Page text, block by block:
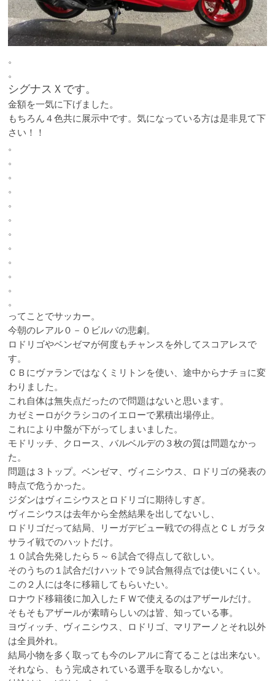
。
。
シグナスＸです。
金額を一気に下げました。
もちろん４色共に展示中です。気になっている方は是非見て下
さい！！
。
。
。
。
。
。
。
。
。
。
。
。
ってことでサッカー。
今朝のレアル０－０ビルバの悲劇。
ロドリゴやベンゼマが何度もチャンスを外してスコアレスで
す。
ＣＢにヴァランではなくミリトンを使い、途中からナチョに変
わりました。
これ自体は無失点だったので問題はないと思います。
カゼミーロがクラシコのイエローで累積出場停止。
これにより中盤が下がってしまいました。
モドリッチ、クロース、バルベルデの３枚の質は問題なかっ
た。
問題は３トップ。ベンゼマ、ヴィニシウス、ロドリゴの発表の
時点で危うかった。
ジダンはヴィニシウスとロドリゴに期待しすぎ。
ヴィニシウスは去年から全然結果を出してないし、
ロドリゴだって結局、リーガデビュー戦での得点とＣＬガラタ
サライ戦でのハットだけ。
１０試合先発したら５～６試合で得点して欲しい。
そのうちの１試合だけハットで９試合無得点では使いにくい。
この２人には冬に移籍してもらいたい。
ロナウド移籍後に加入したＦＷで使えるのはアザールだけ。
そもそもアザールが素晴らしいのは皆、知っている事。
ヨヴィッチ、ヴィニシウス、ロドリゴ、マリアーノとそれ以外
は全員外れ。
結局小物を多く取っても今のレアルに育てることは出来ない。
それなら、もう完成されている選手を取るしかない。